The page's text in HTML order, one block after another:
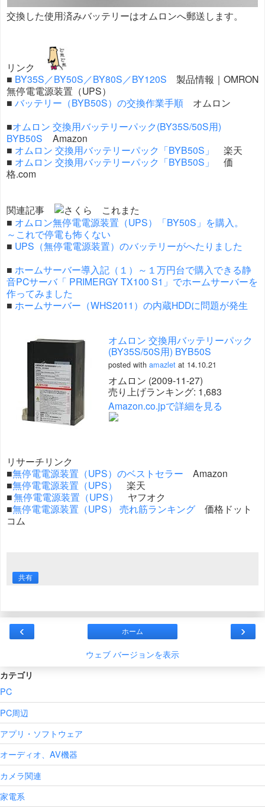
交換した使用済みバッテリーはオムロンへ郵送します。
リンク
■ BY35S／BY50S／BY80S／BY120S 製品情報｜OMRON
無停電電源装置（UPS）
■ バッテリー（BYB50S）の交換作業手順 オムロン
■オムロン 交換用バッテリーパック(BY35S/50S用)
BYB50S Amazon
■ オムロン 交換用バッテリーパック「BYB50S」
楽天
■ オムロン 交換用バッテリーパック「BYB50S」
価
格.com
関連記事
■ オムロン無停電電源装置（UPS）「BY50S」を購入。
～これで停電も怖くない
■ UPS（無停電電源装置）のバッテリーがへたりました
■ ホームサーバー導入記（１）～１万円台で購入できる静
音PCサーバ「 PRIMERGY TX100 S1」でホームサーバーを
作ってみました
■ ホームサーバー（WHS2011）の内蔵HDDに問題が発生
オムロン 交換用バッテリーパック
(BY35S/50S用) BYB50S
posted with amazlet at 14.10.21
オムロン (2009-11-27)
売り上げランキング: 1,683
Amazon.co.jpで詳細を見る
リサーチリンク
■無停電電源装置（UPS）のベストセラー Amazon
■無停電電源装置（UPS）
楽天
■無停電電源装置（UPS）
ヤフオク
■無停電電源装置（UPS） 売れ筋ランキング 価格ドット
コム
共有
‹ ›
ホーム
ウェブ バージョンを表示
カテゴリ
PC
PC周辺
アプリ・ソフトウェア
オーディオ、AV機器
カメラ関連
家電系